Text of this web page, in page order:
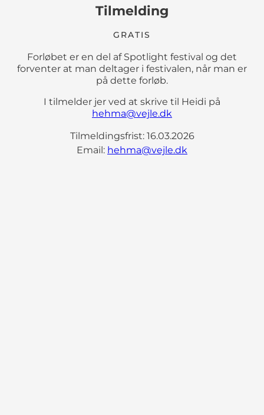
Tilmelding
GRATIS
Forløbet er en del af Spotlight festival og det
forventer at man deltager i festivalen, når man er
på dette forløb.
I tilmelder jer ved at skrive til Heidi på
hehma@vejle.dk
Tilmeldingsfrist: 16.03.2026
Email: hehma@vejle.dk